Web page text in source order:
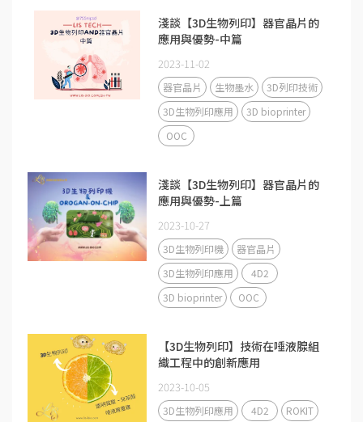
淺談【3D生物列印】器官晶片的
應用與優勢-中篇
2023-11-02
器官晶片 生物墨水
3D列印技術
3D生物列印應用
3D bioprinter
OOC
淺談【3D生物列印】器官晶片的
應用與優勢-上篇
2023-10-27
3D生物列印機
器官晶片
3D生物列印應用
4D2
3D bioprinter
OOC
【3D生物列印】技術在唾液腺組
織工程中的創新應用
2023-10-05
3D生物列印應用 4D2
ROKIT